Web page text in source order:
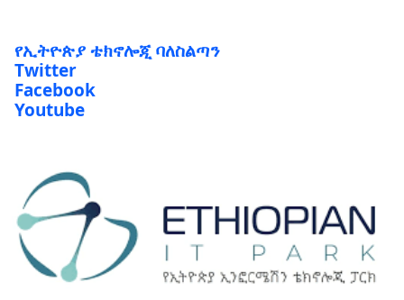
የኢትዮጵያ ቴክኖሎጂ ባለስልጣን
Twitter
Facebook
Youtube